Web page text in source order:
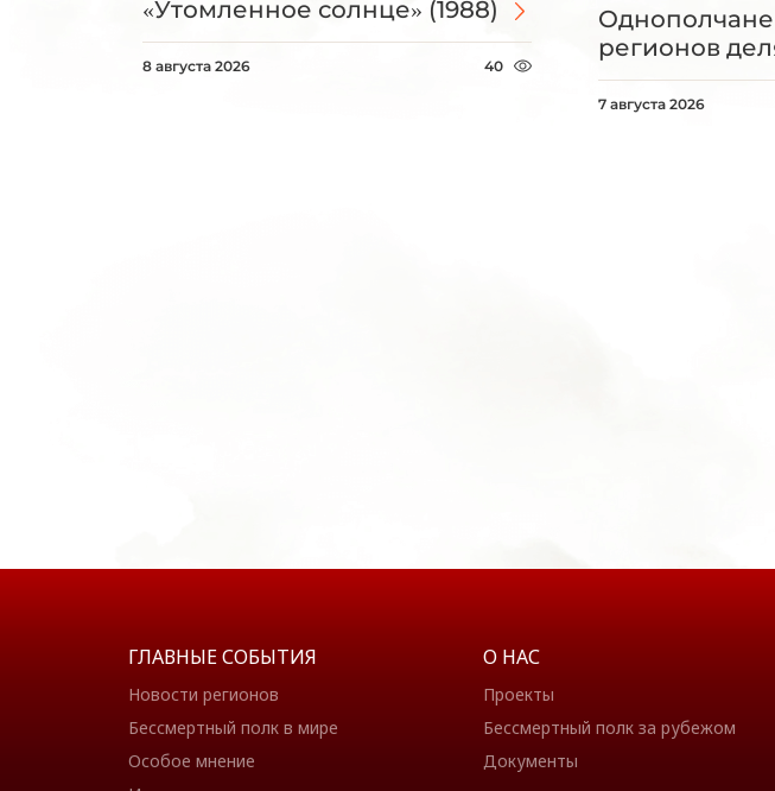
«Утомленное солнце» (1988)
8 августа 2026 40
регионов
7 августа 2026
ГЛАВНЫЕ СОБЫТИЯ
Новости регионов
Бессмертный полк в мире
Особое мнение
О НАС
Проекты
Бессмертный полк за рубежом
Документы